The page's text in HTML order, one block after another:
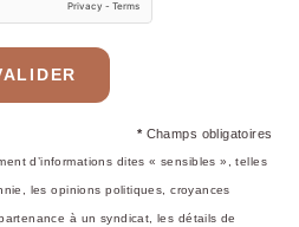
* Champs obligatoires
d’informations dites « sensibles », telles
les opinions politiques, croyances
à un syndicat, les détails de